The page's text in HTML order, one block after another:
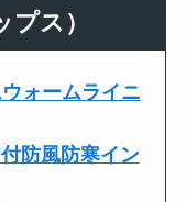
ス）
ォームライニ
防風防寒イン